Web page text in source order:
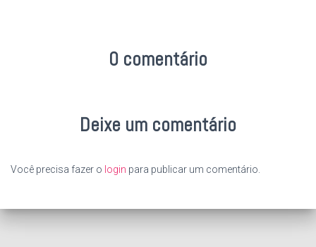
0 comentário
Deixe um comentário
Você precisa fazer o login para publicar um comentário.